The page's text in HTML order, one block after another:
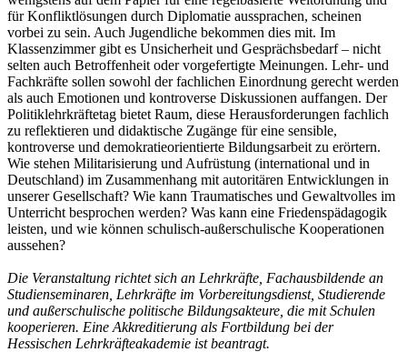
für Konfliktlösungen durch Diplomatie aussprachen, scheinen
vorbei zu sein. Auch Jugendliche bekommen dies mit. Im
Klassenzimmer gibt es Unsicherheit und Gesprächsbedarf – nicht
selten auch Betroffenheit oder vorgefertigte Meinungen. Lehr- und
Fachkräfte sollen sowohl der fachlichen Einordnung gerecht werden
als auch Emotionen und kontroverse Diskussionen auffangen. Der
Politiklehrkräftetag bietet Raum, diese Herausforderungen fachlich
zu reflektieren und didaktische Zugänge für eine sensible,
kontroverse und demokratieorientierte Bildungsarbeit zu erörtern.
Wie stehen Militarisierung und Aufrüstung (international und in
Deutschland) im Zusammenhang mit autoritären Entwicklungen in
unserer Gesellschaft? Wie kann Traumatisches und Gewaltvolles im
Unterricht besprochen werden? Was kann eine Friedenspädagogik
leisten, und wie können schulisch-außerschulische Kooperationen
aussehen?
Die Veranstaltung richtet sich an Lehrkräfte, Fachausbildende an
Studienseminaren, Lehrkräfte im Vorbereitungsdienst, ­Studierende
und außerschulische politische Bildungsakteure, die mit Schulen
kooperieren. Eine Akkreditierung als Fortbildung bei der
Hessischen Lehrkräfteakademie ist beantragt.